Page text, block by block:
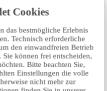
Cookies
das bestmögliche Erlebnis
Technisch erforderliche
den einwandfreien Betrieb
Sie können frei entscheiden,
Bitte beachten Sie,
Einstellungen die volle
nicht mehr zur